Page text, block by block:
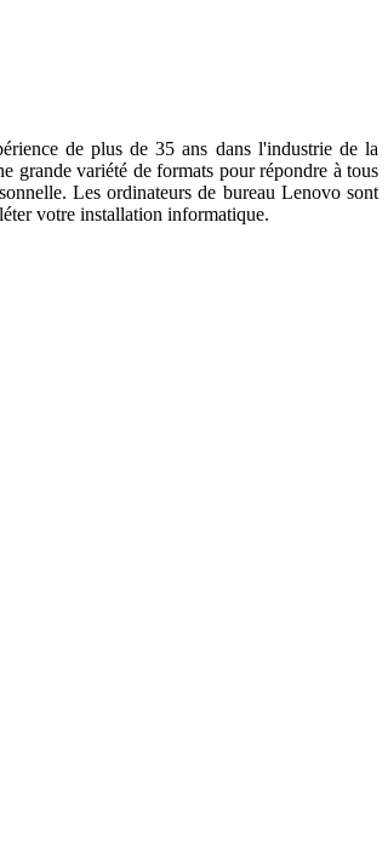
de plus de 35 ans dans l'industrie de la
grande variété de formats pour répondre à tous
Les ordinateurs de bureau Lenovo sont
votre installation informatique.